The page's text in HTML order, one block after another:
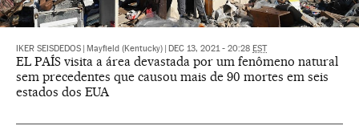
IKER SEISDEDOS Mayfield (Kentucky) DEC 13, 2021 - 20:28 EST
EL PAÍS visita a área devastada por um fenômeno natural
sem precedentes que causou mais de 90 mortes em seis
estados dos EUA